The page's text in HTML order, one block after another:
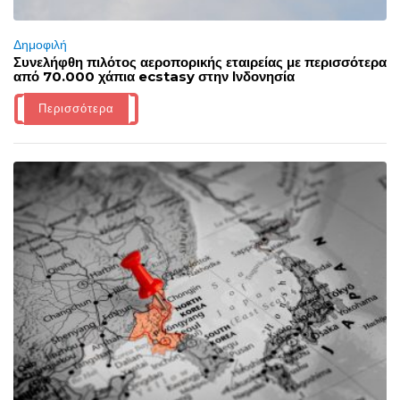
Δημοφιλή
Συνελήφθη πιλότος αεροπορικής εταιρείας με περισσότερα
από 70.000 χάπια ecstasy στην Ινδονησία
Περισσότερα